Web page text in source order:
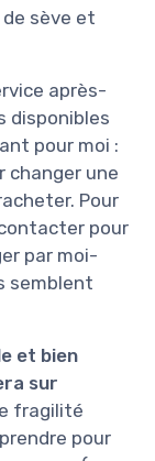
sève et
après-
disponibles
pour moi :
changer une
Pour
pour
par moi-
semblent
et bien
sur
fragilité
pour